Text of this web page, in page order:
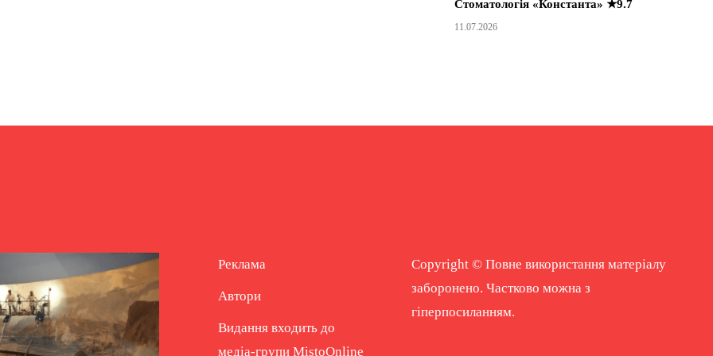
Стоматологія «Константа» ★9.7
11.07.2026
Реклама
Автори
Видання входить до
медіа-групи MistoOnline
Copyright © Повне використання матеріалу
заборонено. Частково можна з
гіперпосиланням.